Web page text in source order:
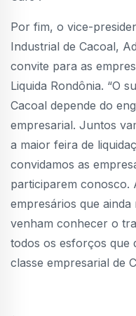
Por fim, o vice-
Industrial de Cacoal,
convite para as
Liquida Rondônia. “O
Cacoal depende do
empresarial. Juntos
a maior feira de
convidamos as
participarem conosco.
empresários que ainda
venham conhecer o
todos os esforços que
classe empresarial de